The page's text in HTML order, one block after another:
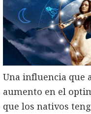
Una influencia que
aumento en el
que los nativos